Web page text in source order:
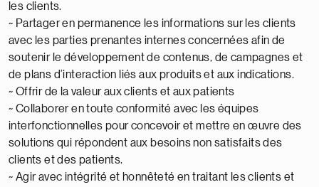
les clients.
~ Partager en permanence les informations sur les clients
avec les parties prenantes internes concernées afin de
soutenir le développement de contenus, de campagnes et
de plans d’interaction liés aux produits et aux indications.
~ Offrir de la valeur aux clients et aux patients
~ Collaborer en toute conformité avec les équipes
interfonctionnelles pour concevoir et mettre en œuvre des
solutions qui répondent aux besoins non satisfaits des
clients et des patients.
~ Agir avec intégrité et honnêteté en traitant les clients et